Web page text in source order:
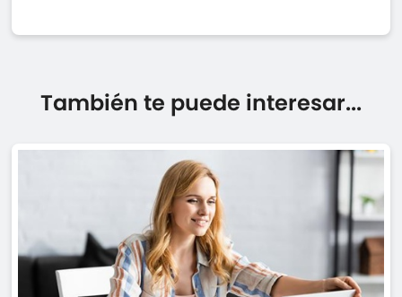
También te puede interesar...